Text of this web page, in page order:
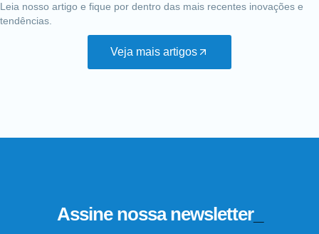
Leia nosso artigo e fique por dentro das mais recentes inovações e
tendências.
Veja mais artigos
Assine nossa newsletter_